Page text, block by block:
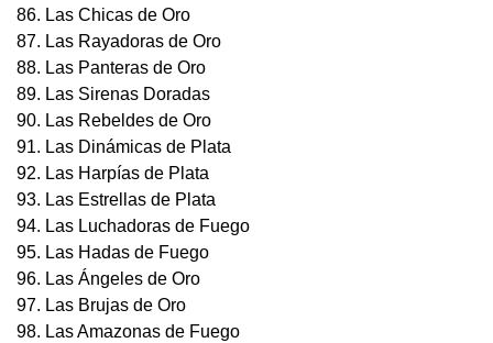
86. Las Chicas de Oro
87. Las Rayadoras de Oro
88. Las Panteras de Oro
89. Las Sirenas Doradas
90. Las Rebeldes de Oro
91. Las Dinámicas de Plata
92. Las Harpías de Plata
93. Las Estrellas de Plata
94. Las Luchadoras de Fuego
95. Las Hadas de Fuego
96. Las Ángeles de Oro
97. Las Brujas de Oro
98. Las Amazonas de Fuego